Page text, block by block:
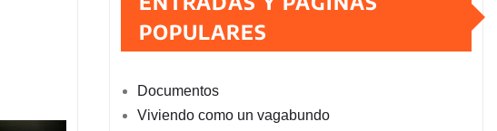
POPULARES
Documentos
Viviendo como un vagabundo